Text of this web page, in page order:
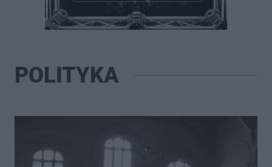
POLITYKA